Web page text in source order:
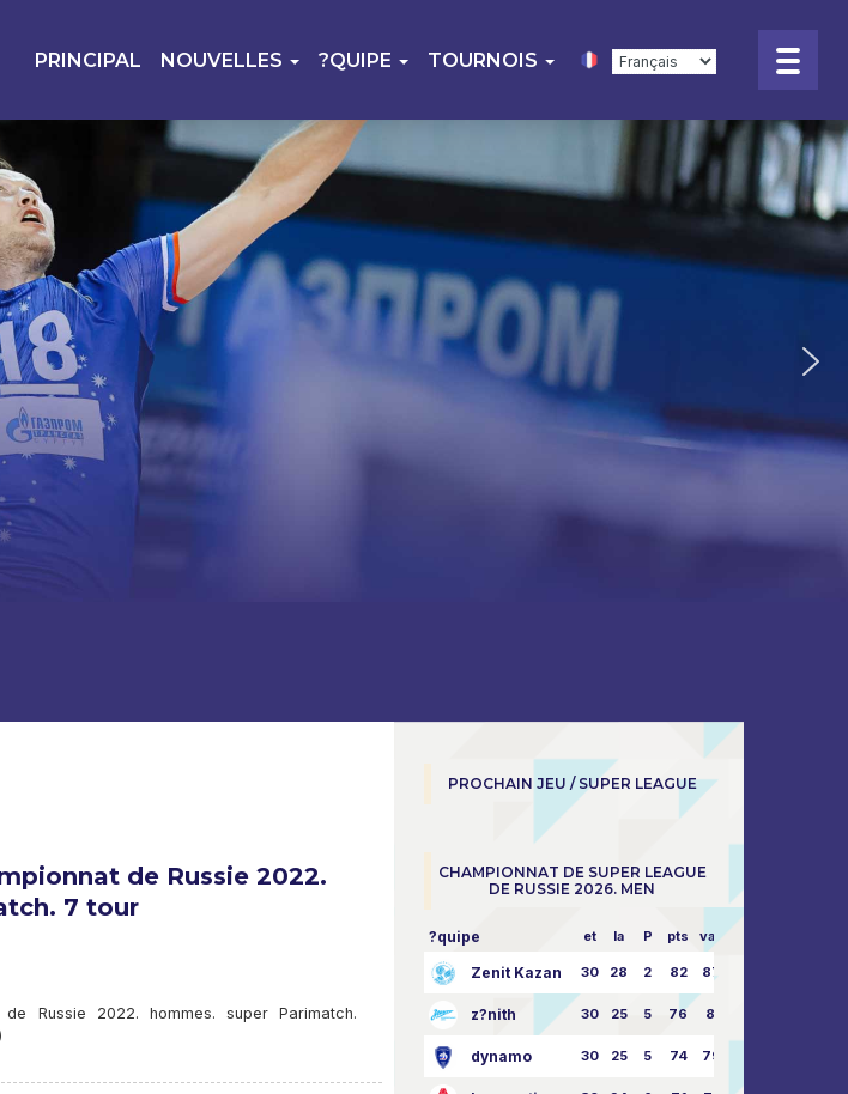
PRINCIPAL NOUVELLES ?QUIPE TOURNOIS
de Russie 2022.
7 tour
Russie 2022. hommes. super Parimatch.
PROCHAIN JEU / SUPER LEAGUE
CHAMPIONNAT DE SUPER LEAGUE
DE RUSSIE 2026. MEN
?quipe et la P pts vapeur
Zenit Kazan 30 28 2 82 87:24
z?nith 30 25 5 76 81:21
dynamo 30 25 5 74 79:26